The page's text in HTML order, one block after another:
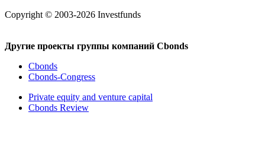
Copyright © 2003-2026 Investfunds
Другие проекты группы компаний Cbonds
Cbonds
Cbonds-Congress
Private equity and venture capital
Cbonds Review